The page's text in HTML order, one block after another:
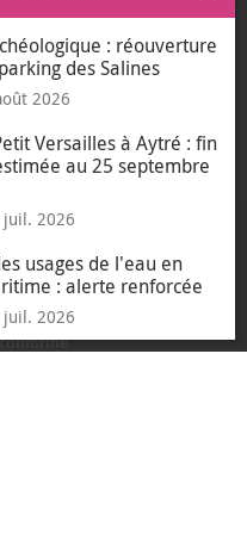
de cookies pour des
de mesure
relative aux données à
données personnelles
J'ai compris
le message
: réouverture
des Salines
2026
Versailles à Aytré : fin
au 25 septembre
2026
usages de l'eau en
: alerte renforcée
2026
conforme